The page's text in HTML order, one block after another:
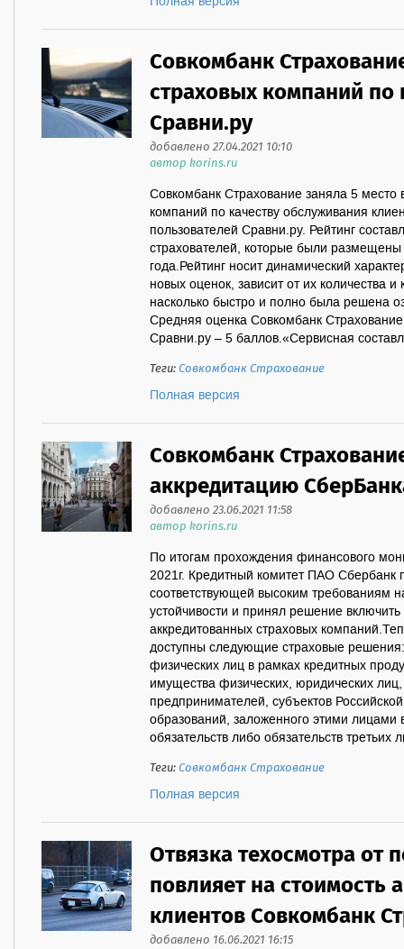
Совкомбанк
страховых компаний по
Сравни.ру
добавлено 27.04.2021 10:10
автор korins.ru
Совкомбанк Страхование заняла 5 место
компаний по качеству обслуживания
пользователей Сравни.ру. Рейтинг
страхователей, которые были
года.Рейтинг носит динамический
новых оценок, зависит от их количества и
насколько быстро и полно была решена
Средняя оценка Совкомбанк
Сравни.ру – 5 баллов.«Сервисная
Теги:Совкомбанк Страхование
Полная версия
Совкомбанк
аккредитацию
добавлено 23.06.2021 11:58
автор korins.ru
По итогам прохождения финансового
2021г. Кредитный комитет ПАО Сбербанк
соответствующей высоким требованиям
устойчивости и принял решение
аккредитованных страховых
доступны следующие страховые
физических лиц в рамках кредитных
имущества физических, юридических
предпринимателей, субъектов
образований, заложенного этими лицами
обязательств либо обязательств
Теги:Совкомбанк Страхование
Полная версия
Отвязка техосмотра от
повлияет на стоимость
клиентов Совкомбанк
добавлено 16.06.2021 16:15